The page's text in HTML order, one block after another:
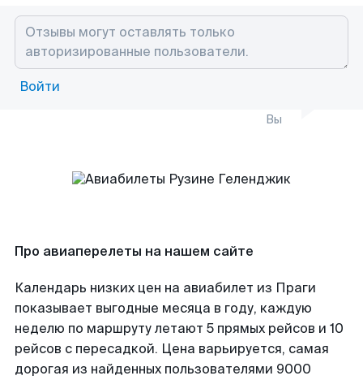
Войти
Вы
Про авиаперелеты на нашем сайте
Календарь низких цен на авиабилет из Праги
показывает выгодные месяца в году, каждую
неделю по маршруту летают 5 прямых рейсов и 10
рейсов с пересадкой. Цена варьируется, самая
дорогая из найденных пользователями 9000